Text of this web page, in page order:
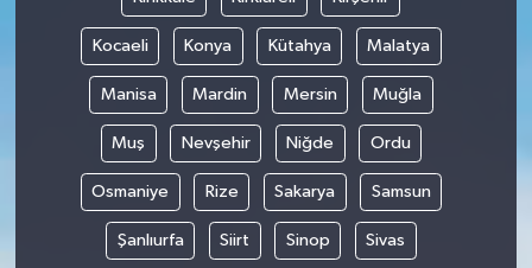
Kocaeli Konya Kütahya Malatya
Manisa Mardin Mersin Muğla
Muş Nevşehir Niğde Ordu
Osmaniye Rize Sakarya Samsun
Şanlıurfa Siirt Sinop Sivas